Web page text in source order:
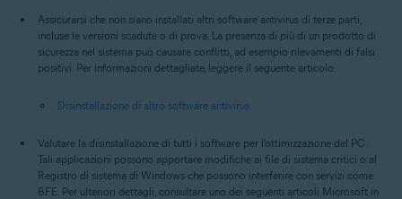
Assicurarsi che non siano installati altri software antivirus di terze parti,
incluse le versioni scadute o di prova. La presenza di più di un prodotto di
sicurezza nel sistema può causare conflitti, ad esempio rilevamenti di falsi
positivi. Per informazioni dettagliate, leggere il seguente articolo:
Disinstallazione di altro software antivirus
Valutare la disinstallazione di tutti i software per l'ottimizzazione del PC.
Tali applicazioni possono apportare modifiche ai file di sistema critici o al
Registro di sistema di Windows che possono interferire con servizi come
BFE. Per ulteriori dettagli, consultare uno dei seguenti articoli Microsoft in